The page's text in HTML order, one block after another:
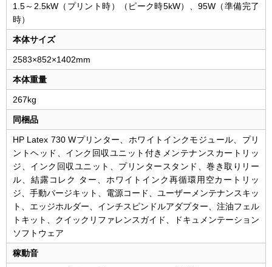
1.5～2.5kW（プリント時）（ピーク時5kW）、95W（準備完了
時）
本体サイズ
2583×852×1402mm
本体重量
267kg
同梱品
HP Latex 730 Wプリンター、ホワイトインクモジュール、プリ
ントヘッド、インク回収ユニット付きメンテナンスカートリッ
ジ、インク回収ユニット、プリンタースタンド、巻き取りリー
ル、結露コレク ター、ホワイトインク再循環用空カートリッ
ジ、手動パージキット、電源コード、ユーザーメンテナンスキッ
ト、エッジホルダー、インチスピンドルアダプター、注油フェル
トキット、クイックリファレンスガイド、ドキュメンテーション
ソフトウェア
稼動音